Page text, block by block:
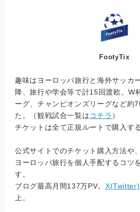
FootyTix
趣味はヨーロッパ旅行と海外サッカ
降、旅行や学会等で計15回渡欧。W
ーグ、チャンピオンズリーグなど約
た。（観戦試合一覧はコチラ ）
チケットは全て正規ルートで購入す
公式サイトでのチケット購入方法や
ヨーロッパ旅行を個人手配するコツ
す。
ブログ最高月間137万PV。 X(Twitter)
上。